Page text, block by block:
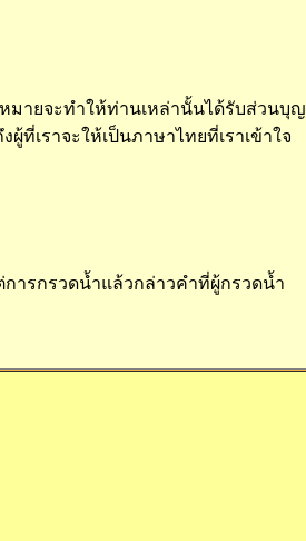
มายจะทำให้ท่านเหล่านั้นได้รับส่วนบุญ
ที่เราจะให้เป็นภาษาไทยที่เราเข้าใจ
ารกรวดน้ำแล้วกล่าวคำที่ผู้กรวดน้ำ